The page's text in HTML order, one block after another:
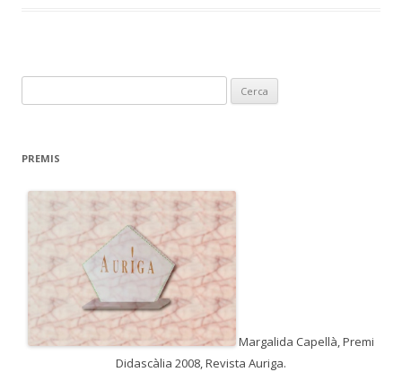
e
c
PREMIS
Margalida Capellà, Premi
Didascàlia 2008, Revista Auriga.